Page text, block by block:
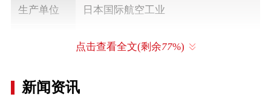
生产单位 日本国际航空工业
平直翼
点击查看全文(剩余77%)
新闻资讯